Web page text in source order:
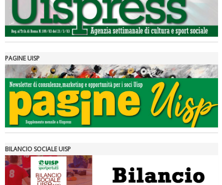
Tiziano Pesce a Radio InBlu2000 traccia il bilancio della stagione
PAGINE UISP
BILANCIO SOCIALE UISP